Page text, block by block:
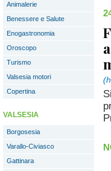
Animalerie
Benessere e Salute
Enogastronomia
Oroscopo
Turismo
Valsesia motori
Copertina
VALSESIA
Borgosesia
Varallo-Civiasco
Gattinara